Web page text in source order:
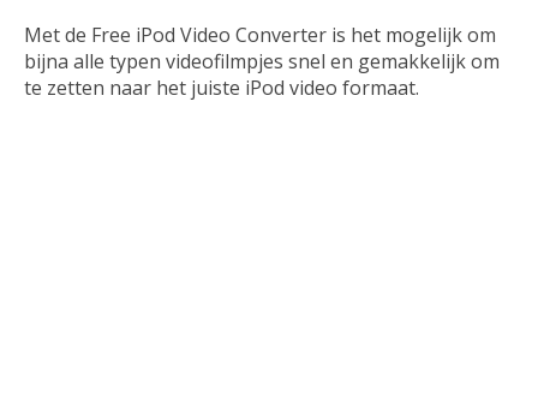
Email
Met de Free iPod Video Converter is het mogelijk om
bijna alle typen videofilmpjes snel en gemakkelijk om
te zetten naar het juiste iPod video formaat.